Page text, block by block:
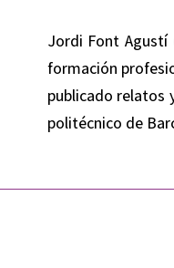
Jordi Font Agustí
formación
publicado relatos
politécnico de